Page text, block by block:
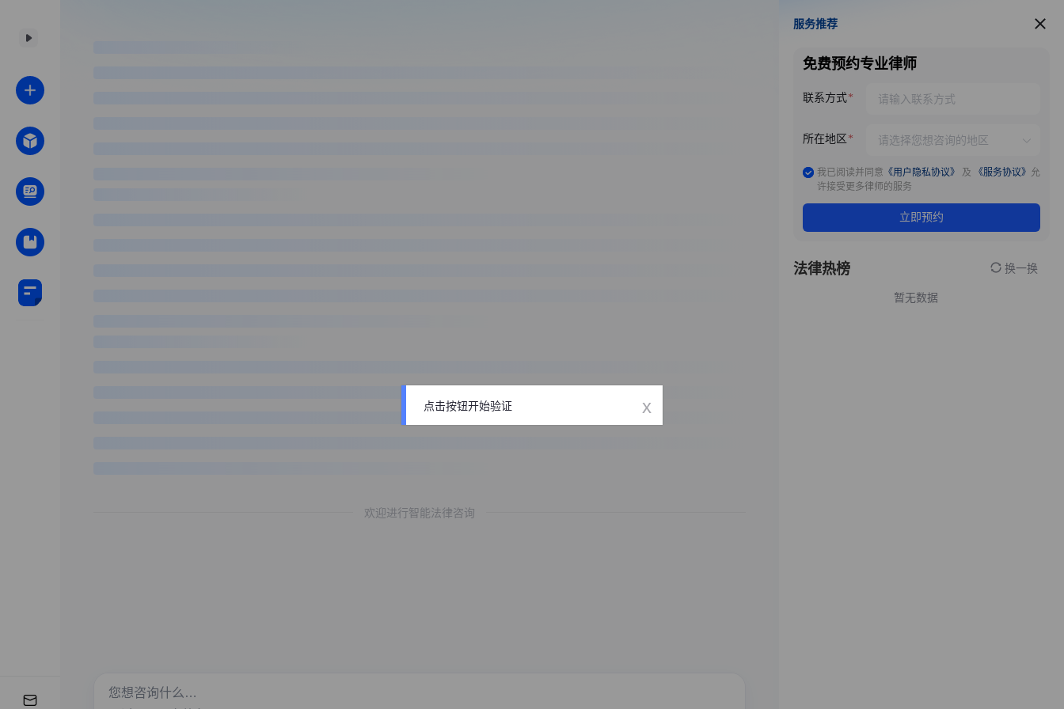
欢迎进行智能法律咨询
服务推荐
服务推荐
免费预约专业律师
联系方式
所在地区
我已阅读并同意 《用户隐私协议》 及 《服务协议》 允
许接受更多律师的服务
立即预约
法律热榜 换一换
暂无数据
点击按钮开始验证 x